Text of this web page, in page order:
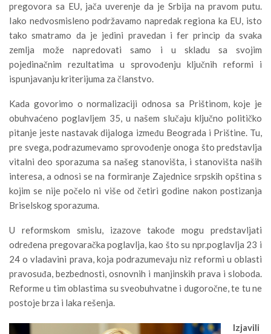
pregovora sa EU, jača uverenje da je Srbija na pravom putu.
Iako nedvosmisleno podržavamo napredak regiona ka EU, isto
tako smatramo da je jedini pravedan i fer princip da svaka
zemlja može napredovati samo i u skladu sa svojim
pojedinačnim rezultatima u sprovođenju ključnih reformi i
ispunjavanju kriterijuma za članstvo.
Kada govorimo o normalizaciji odnosa sa Prištinom, koje je
obuhvaćeno poglavljem 35, u našem slučaju ključno političko
pitanje jeste nastavak dijaloga između Beograda i Prištine. Tu,
pre svega, podrazumevamo sprovođenje onoga što predstavlja
vitalni deo sporazuma sa našeg stanovišta, i stanovišta naših
interesa, a odnosi se na formiranje Zajednice srpskih opština s
kojim se nije počelo ni više od četiri godine nakon postizanja
Briselskog sporazuma.
U reformskom smislu, izazove takođe mogu predstavljati
određena pregovaračka poglavlja, kao što su npr.poglavlja 23 i
24 o vladavini prava, koja podrazumevaju niz reformi u oblasti
pravosuđa, bezbednosti, osnovnih i manjinskih prava i sloboda.
Reforme u tim oblastima su sveobuhvatne i dugoročne, te tu ne
postoje brza i laka rešenja.
Izjavili